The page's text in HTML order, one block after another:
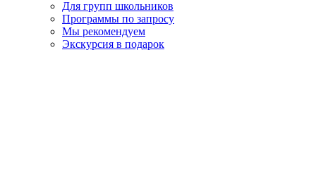
Для групп школьников
Программы по запросу
Мы рекомендуем
Экскурсия в подарок